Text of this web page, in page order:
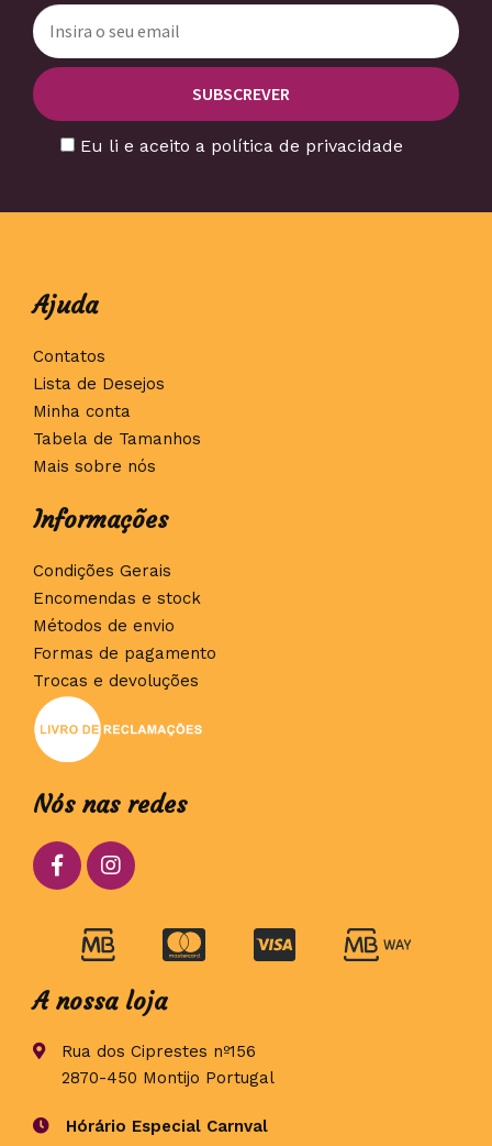
Eu li e aceito a política de privacidade
Ajuda
Contatos
Lista de Desejos
Minha conta
Tabela de Tamanhos
Mais sobre nós
Informações
Condições Gerais
Encomendas e stock
Métodos de envio
Formas de pagamento
Trocas e devoluções
Nós nas redes
A nossa loja
Rua dos Ciprestes nº156
2870-450 Montijo Portugal
Hórário Especial Carnval